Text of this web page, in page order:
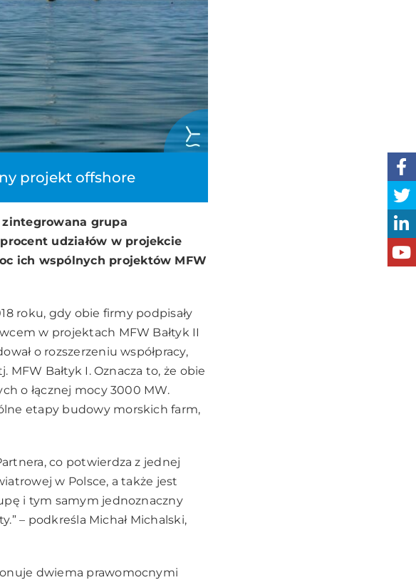
projekt offshore
grupa
udziałów w projekcie
ich wspólnych projektów MFW
roku, gdy obie firmy podpisały
w projektach MFW Bałtyk II
o rozszerzeniu współpracy,
Bałtyk I. Oznacza to, że obie
o łącznej mocy 3000 MW.
etapy budowy morskich farm,
co potwierdza z jednej
w Polsce, a także jest
i tym samym jednoznaczny
– podkreśla Michał Michalski,
dwiema prawomocnymi